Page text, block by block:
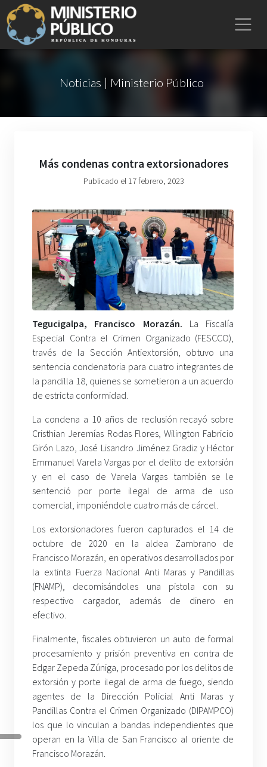
Noticias | Ministerio Público
Más condenas contra extorsionadores
Publicado el 17 febrero, 2023
Tegucigalpa, Francisco Morazán. La Fiscalía
Especial Contra el Crimen Organizado (FESCCO),
través de la Sección Antiextorsión, obtuvo una
sentencia condenatoria para cuatro integrantes de
la pandilla 18, quienes se sometieron a un acuerdo
de estricta conformidad.
La condena a 10 años de reclusión recayó sobre
Cristhian Jeremías Rodas Flores, Wilington Fabricio
Girón Lazo, José Lisandro Jiménez Gradiz y Héctor
Emmanuel Varela Vargas por el delito de extorsión
y en el caso de Varela Vargas también se le
sentenció por porte ilegal de arma de uso
comercial, imponiéndole cuatro más de cárcel.
Los extorsionadores fueron capturados el 14 de
octubre de 2020 en la aldea Zambrano de
Francisco Morazán, en operativos desarrollados por
la extinta Fuerza Nacional Anti Maras y Pandillas
(FNAMP), decomisándoles una pistola con su
respectivo cargador, además de dinero en
efectivo.
Finalmente, fiscales obtuvieron un auto de formal
procesamiento y prisión preventiva en contra de
Edgar Zepeda Zúniga, procesado por los delitos de
extorsión y porte ilegal de arma de fuego, siendo
agentes de la Dirección Policial Anti Maras y
Pandillas Contra el Crimen Organizado (DIPAMPCO)
los que lo vinculan a bandas independientes que
operan en la Villa de San Francisco al oriente de
Francisco Morazán.